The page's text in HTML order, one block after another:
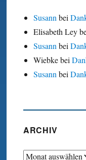
Susannbei
Elisabeth Ley
Susannbei
Wiebkebei
Susannbei
ARCHIV
Archiv